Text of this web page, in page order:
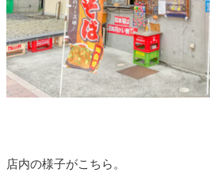
店内の様子がこちら。